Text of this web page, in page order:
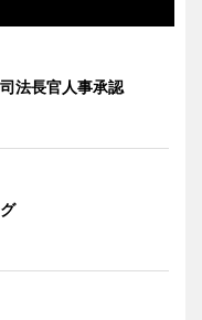
法長官人事承認